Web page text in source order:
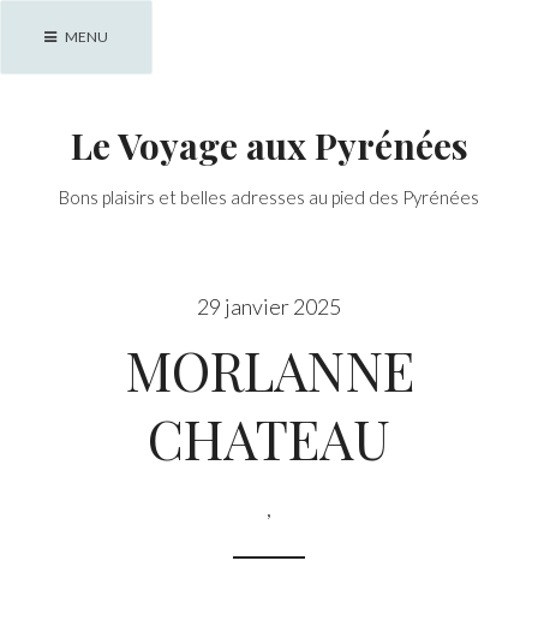
MENU
Le Voyage aux Pyrénées
Bons plaisirs et belles adresses au pied des Pyrénées
29 janvier 2025
MORLANNE
CHATEAU
,